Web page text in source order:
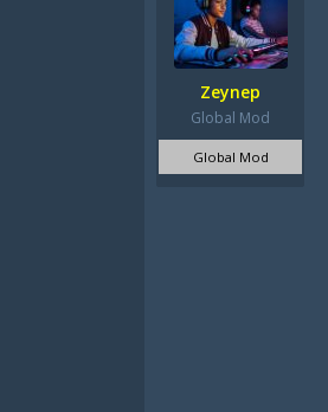
Zeynep
Global Mod
Global Mod